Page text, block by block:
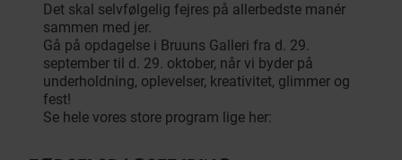
Det skal selvfølgelig fejres på allerbedste manér
sammen med jer.
Gå på opdagelse i Bruuns Galleri fra d. 29.
september til d. 29. oktober, når vi byder på
underholdning, oplevelser, kreativitet, glimmer og
fest!
Se hele vores store program lige her: